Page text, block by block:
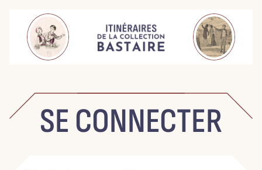
SE CONNECTER